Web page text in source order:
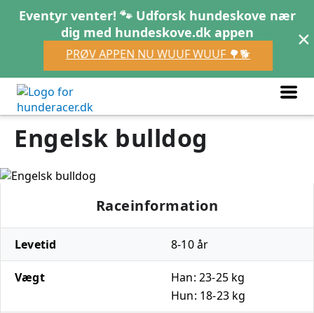
Eventyr venter! 🐾 Udforsk hundeskove nær
dig med hundeskove.dk appen
PRØV APPEN NU WUUF WUUF 🌳🐕 ×
Engelsk bulldog
Raceinformation
Levetid 8-10 år
Vægt
Han: 23-25 kg
Hun: 18-23 kg